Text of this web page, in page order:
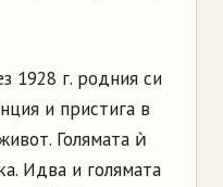
1928 г. родния си
и пристига в
Голямата ѝ
Идва и голямата